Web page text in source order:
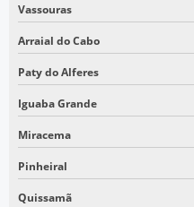
TOPOGRAFIA EMPRESA
TOPOGRAFIA LASER SCANNER
TOPÓGRAFO DRONE
EMPRESA DE TOPOGRAFIA COM
EMPRESA DE TOPOGRAFIA COM
EMPRESA QUE FAZ TOPOGRAFIA
EMPRESA QUE FAZ TOPOGRAFIA
Vassouras
Arraial do Cabo
Paty do Alferes
Iguaba Grande
Miracema
Pinheiral
Quissamã